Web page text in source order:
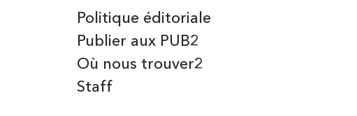
Politique éditoriale
Publier aux PUB2
Où nous trouver2
Staff